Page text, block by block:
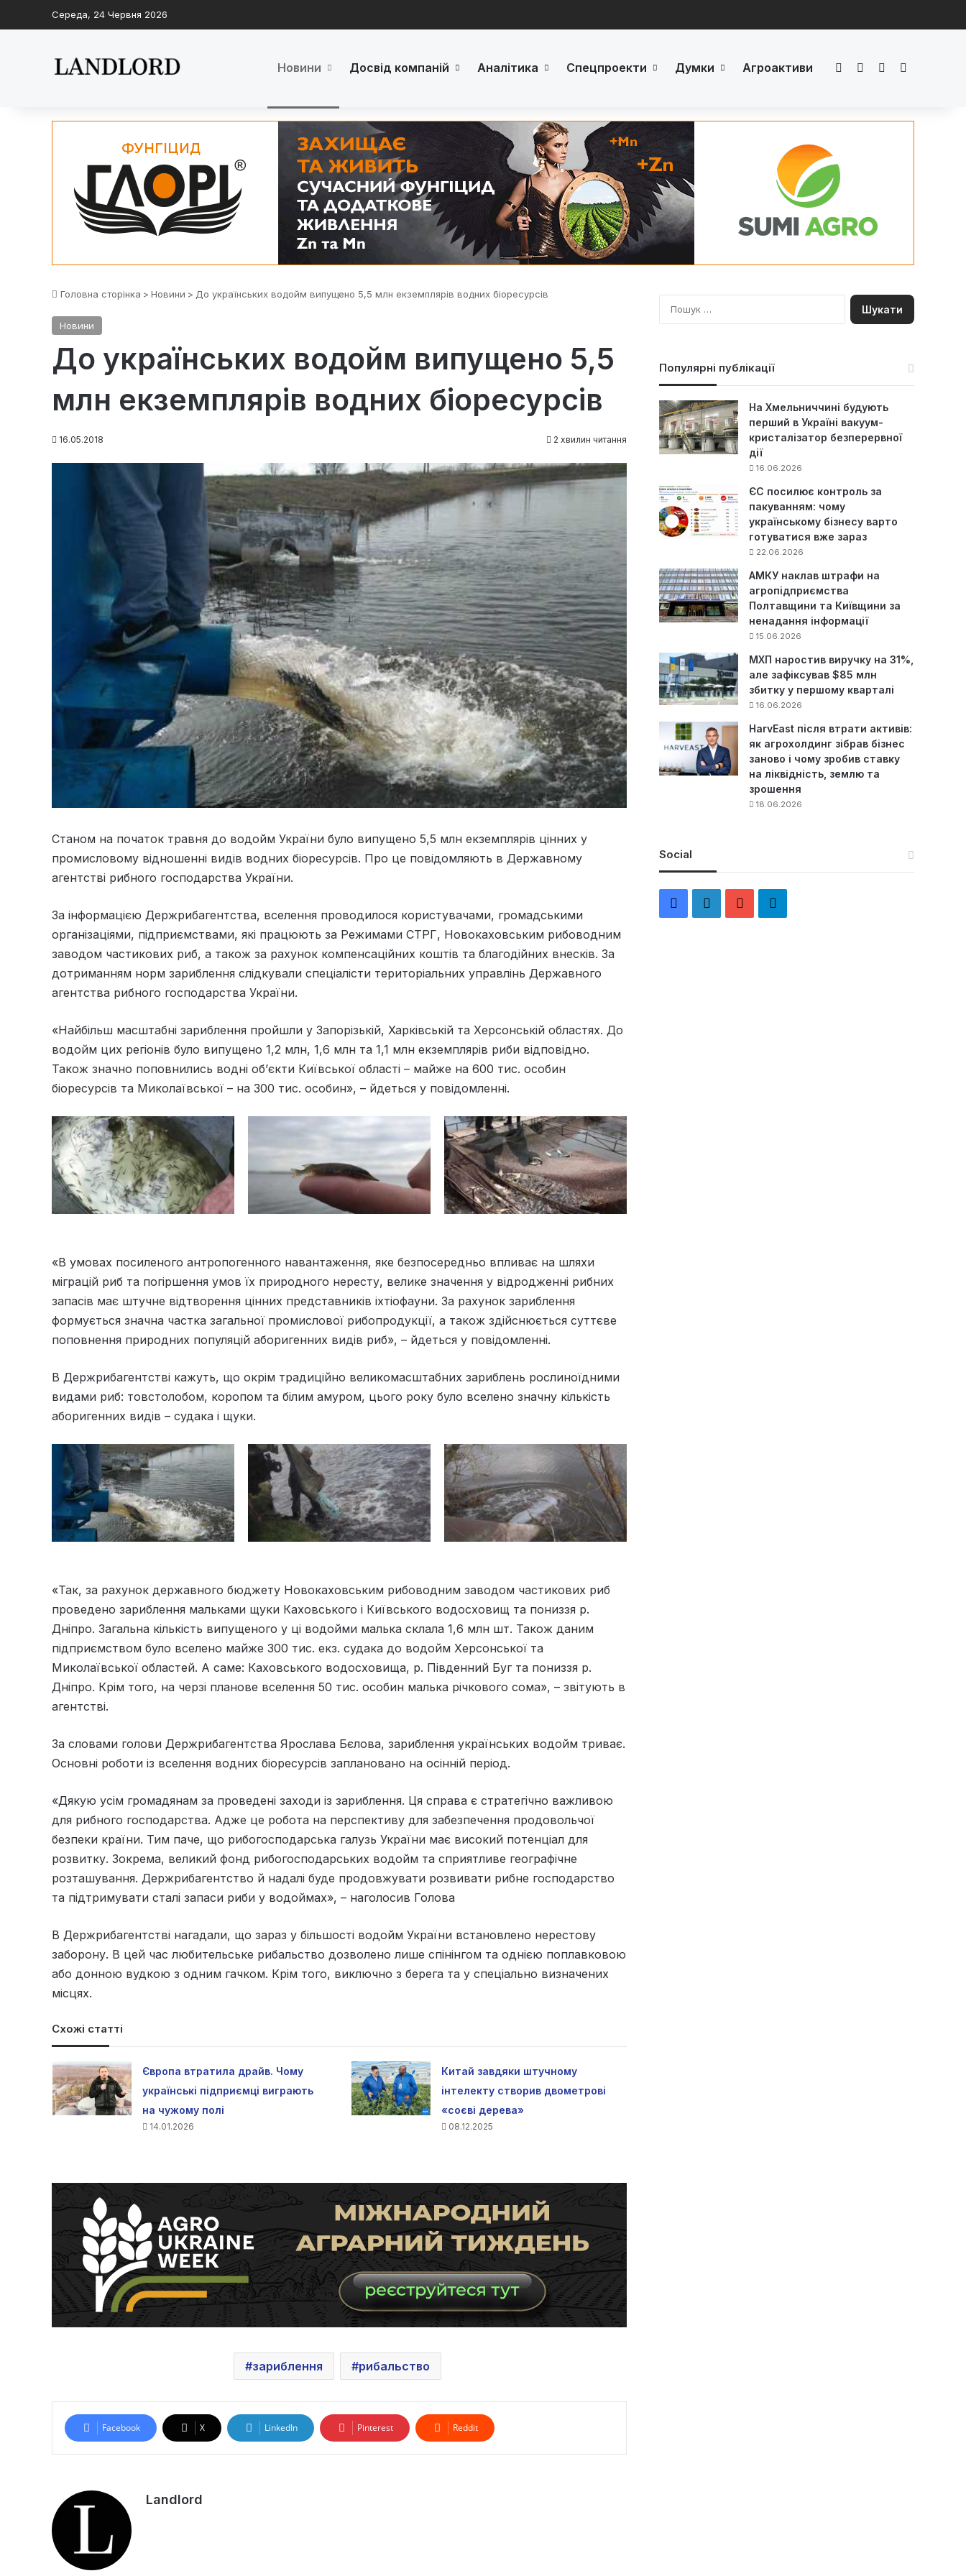
Середа, 24 Червня 2026
Новини Досвід компаній Аналітика Спецпроекти Думки Агроактиви FacebookLinkedInYouTube
Головна сторінка > Новини > До українських водойм випущено 5,5 млн екземплярів водних біоресурсів
Новини
До українських водойм випущено 5,5
млн екземплярів водних біоресурсів
16.05.2018 2 хвилин читання
Станом на початок травня до водойм України було випущено 5,5 млн екземплярів цінних у
промисловому відношенні видів водних біоресурсів. Про це повідомляють в Державному
агентстві рибного господарства України.
За інформацією Держрибагентства, вселення проводилося користувачами, громадськими
організаціями, підприємствами, які працюють за Режимами СТРГ, Новокаховським рибоводним
заводом частикових риб, а також за рахунок компенсаційних коштів та благодійних внесків. За
дотриманням норм зариблення слідкували спеціалісти територіальних управлінь Державного
агентства рибного господарства України.
«Найбільш масштабні зариблення пройшли у Запорізькій, Харківській та Херсонській областях. До
водойм цих регіонів було випущено 1,2 млн, 1,6 млн та 1,1 млн екземплярів риби відповідно.
Також значно поповнились водні об’єкти Київської області – майже на 600 тис. особин
біоресурсів та Миколаївської – на 300 тис. особин», – йдеться у повідомленні.
«В умовах посиленого антропогенного навантаження, яке безпосередньо впливає на шляхи
міграцій риб та погіршення умов їх природного нересту, велике значення у відродженні рибних
запасів має штучне відтворення цінних представників іхтіофауни. За рахунок зариблення
формується значна частка загальної промислової рибопродукції, а також здійснюється суттєве
поповнення природних популяцій аборигенних видів риб», – йдеться у повідомленні.
В Держрибагентстві кажуть, що окрім традиційно великомасштабних зариблень рослиноїдними
видами риб: товстолобом, коропом та білим амуром, цього року було вселено значну кількість
аборигенних видів – судака і щуки.
«Так, за рахунок державного бюджету Новокаховським рибоводним заводом частикових риб
проведено зариблення мальками щуки Каховського і Київського водосховищ та пониззя р.
Дніпро. Загальна кількість випущеного у ці водойми малька склала 1,6 млн шт. Також даним
підприємством було вселено майже 300 тис. екз. судака до водойм Херсонської та
Миколаївської областей. А саме: Каховського водосховища, р. Південний Буг та пониззя р.
Дніпро. Крім того, на черзі планове вселення 50 тис. особин малька річкового сома», – звітують в
агентстві.
За словами голови Держрибагентства Ярослава Бєлова, зариблення українських водойм триває.
Основні роботи із вселення водних біоресурсів заплановано на осінній період.
«Дякую усім громадянам за проведені заходи із зариблення. Ця справа є стратегічно важливою
для рибного господарства. Адже це робота на перспективу для забезпечення продовольчої
безпеки країни. Тим паче, що рибогосподарська галузь України має високий потенціал для
розвитку. Зокрема, великий фонд рибогосподарських водойм та сприятливе географічне
розташування. Держрибагентство й надалі буде продовжувати розвивати рибне господарство
та підтримувати сталі запаси риби у водоймах», – наголосив Голова
В Держрибагентстві нагадали, що зараз у більшості водойм України встановлено нерестову
заборону. В цей час любительське рибальство дозволено лише спінінгом та однією поплавковою
або донною вудкою з одним гачком. Крім того, виключно з берега та у спеціально визначених
місцях.
Схожі статті
Європа втратила драйв. Чому
українські підприємці виграють
на чужому полі
14.01.2026
Китай завдяки штучному
інтелекту створив двометрові
«соєві дерева»
08.12.2025
зариблення рибальство
Facebook X LinkedIn Pinterest Reddit
Landlord
П
о
Популярні публікації
На Хмельниччині будують
перший в Україні вакуум-
кристалізатор безперервної
дії
16.06.2026
ЄС посилює контроль за
пакуванням: чому
українському бізнесу варто
готуватися вже зараз
22.06.2026
АМКУ наклав штрафи на
агропідприємства
Полтавщини та Київщини за
ненадання інформації
15.06.2026
МХП наростив виручку на 31%,
але зафіксував $85 млн
збитку у першому кварталі
16.06.2026
HarvEast після втрати активів:
як агрохолдинг зібрав бізнес
заново і чому зробив ставку
на ліквідність, землю та
зрошення
18.06.2026
Social